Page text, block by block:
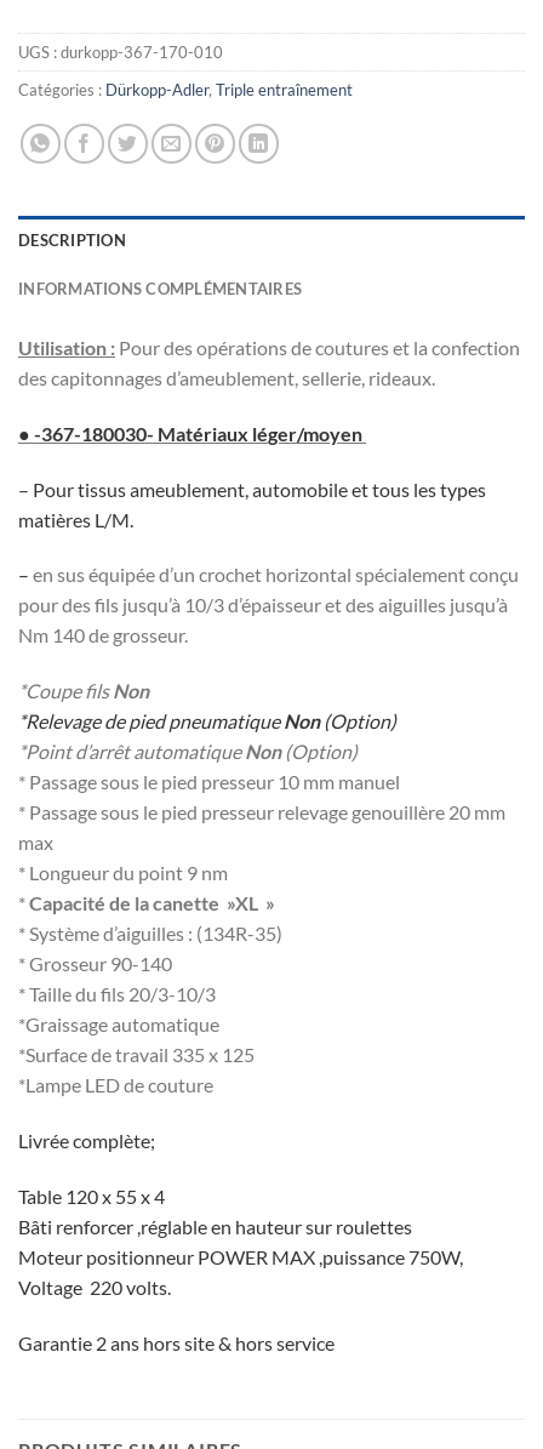
UGS :durkopp-367-170-010
Catégories : Dürkopp-Adler, Triple entraînement
DESCRIPTION
INFORMATIONS COMPLÉMENTAIRES
Utilisation : Pour des opérations de coutures et la confection
des capitonnages d’ameublement, sellerie, rideaux.
● -367-180030- Matériaux léger/moyen
– Pour tissus ameublement, automobile et tous les types
matières L/M.
– en sus équipée d’un crochet horizontal spécialement conçu
pour des fils jusqu’à 10/3 d’épaisseur et des aiguilles jusqu’à
Nm 140 de grosseur.
*Coupe filsNon
*Relevage de pied pneumatiqueNon(Option)
*Point d’arrêt automatiqueNon(Option)
* Passage sous le pied presseur 10 mm manuel
* Passage sous le pied presseur relevage genouillère 20 mm
max
* Longueur du point 9 nm
*Capacité de la canette »XL »
* Système d’aiguilles : (134R-35)
* Grosseur 90-140
* Taille du fils 20/3-10/3
*Graissage automatique
*Surface de travail 335 x 125
*Lampe LED de couture
Livrée complète;
Table 120 x 55 x 4
Bâti renforcer ,réglable en hauteur sur roulettes
Moteur positionneur POWER MAX ,puissance 750W,
Voltage 220 volts.
Garantie 2 ans hors site & hors service